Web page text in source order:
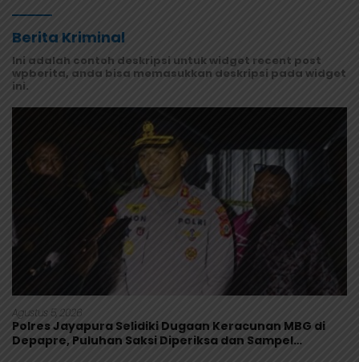
Berita Kriminal
Ini adalah contoh deskripsi untuk widget recent post
wpberita, anda bisa memasukkan deskripsi pada widget
ini.
Agustus 5, 2026
Polres Jayapura Selidiki Dugaan Keracunan MBG di
Depapre, Puluhan Saksi Diperiksa dan Sampel